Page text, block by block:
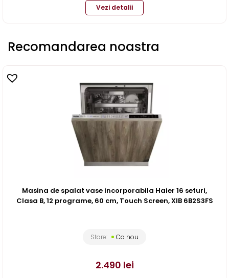
Vezi detalii
Recomandarea noastra
Masina de spalat vase incorporabila Haier 16 seturi,
Clasa B, 12 programe, 60 cm, Touch Screen, XIB 6B2S3FS
Stare: Ca nou
2.490 lei